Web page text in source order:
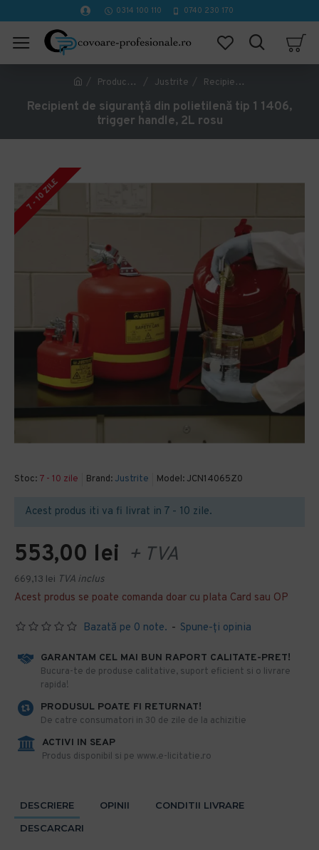
0314 100 110 0740 230 170
Producător Justrite Recipient de siguranță din polietilenă tip 1 1406, trigger handle, 2L rosu
Recipient de siguranță din polietilenă tip 1 1406,
trigger handle, 2L rosu
7 - 10 ZILE
Stoc: 7 - 10 zile Brand: Justrite Model: JCN14065Z0
Acest produs iti va fi livrat in 7 - 10 zile.
Bazată pe 0 note. - Spune-ţi opinia
553,00 lei + TVA
669,13 lei TVA inclus
Acest produs se poate comanda doar cu plata Card sau OP
GARANTAM CEL MAI BUN RAPORT CALITATE-PRET!
​Bucura-te de produse calitative, suport eficient si o livrare
rapida!
PRODUSUL POATE FI RETURNAT!
De catre consumatori in 30 de zile de la achizitie
ACTIVI IN SEAP
Produs disponibil si pe www.e-licitatie.ro
DESCRIERE OPINII
CONDITII LIVRARE
DESCARCARI